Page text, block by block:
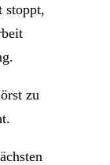
stoppt,
zu